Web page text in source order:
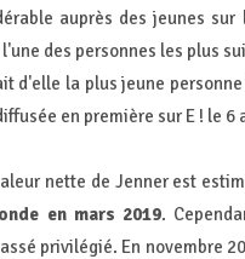
auprès des jeunes
des personnes les plus
d'elle la plus jeune
en première sur E ! le 6
nette de Jenner est
en mars 2019.
privilégié. En novembre